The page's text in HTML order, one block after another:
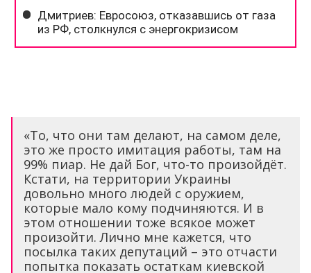
«То, что они там делают, на самом деле,
это же просто имитация работы, там на
99% пиар. Не дай Бог, что-то произойдёт.
Кстати, на территории Украины
довольно много людей с оружием,
которые мало кому подчиняются. И в
этом отношении тоже всякое может
произойти. Лично мне кажется, что
посылка таких депутаций – это отчасти
попытка показать остаткам киевской